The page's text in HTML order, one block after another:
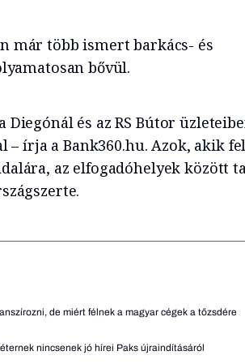
már több ismert barkács- és
bővül.
Diegónál és az RS Bútor
– írja a Bank360.hu. Azok, akik
az elfogadóhelyek között
de miért félnek a magyar cégek a tőzsdére
nincsenek jó hírei Paks újraindításáról